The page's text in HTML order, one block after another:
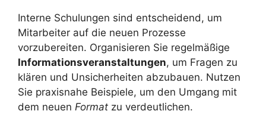
Interne Schulungen sind entscheidend, um
Mitarbeiter auf die neuen Prozesse
vorzubereiten. Organisieren Sie regelmäßige
Informationsveranstaltungen, um Fragen zu
klären und Unsicherheiten abzubauen. Nutzen
Sie praxisnahe Beispiele, um den Umgang mit
dem neuen Format zu verdeutlichen.